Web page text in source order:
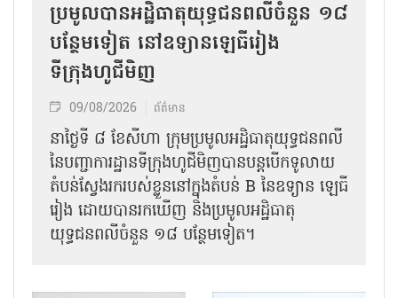
ប្រមូលបានអដ្ឋិធាតុយុទ្ធជនពលីចំនួន ១៨
បន្ថែមទៀត នៅឧទ្យានឡេធីរៀង
ទីក្រុងហូជីមិញ
09/08/2026 ព័ត៌មាន
នាថ្ងៃទី ៨ ខែសីហា ក្រុមប្រមូលអដ្ឋិធាតុយុទ្ធជនពលី
នៃបញ្ជាការដ្ឋានទីក្រុងហូជីមិញបានបន្តបើកទូលាយ
តំបន់ស្វែងរករបស់ខ្លួននៅក្នុងតំបន់ B នៃឧទ្យាន ឡេធី
រៀង ដោយបានរកឃើញ និងប្រមូលអដ្ឋិធាតុ
យុទ្ធជនពលីចំនួន ១៨ បន្ថែមទៀត។